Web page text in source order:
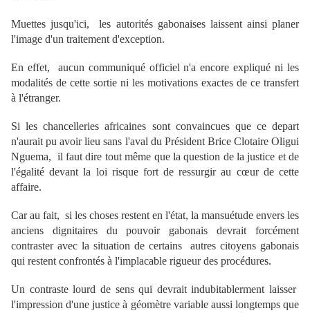
Muettes jusqu'ici, les autorités gabonaises laissent ainsi planer
l'image d'un traitement d'exception.
En effet, aucun communiqué officiel n'a encore expliqué ni les
modalités de cette sortie ni les motivations exactes de ce transfert
à l'étranger.
Si les chancelleries africaines sont convaincues que ce depart
n'aurait pu avoir lieu sans l'aval du Président Brice Clotaire Oligui
Nguema, il faut dire tout même que la question de la justice et de
l'égalité devant la loi risque fort de ressurgir au cœur de cette
affaire.
Car au fait, si les choses restent en l'état, la mansuétude envers les
anciens dignitaires du pouvoir gabonais devrait forcément
contraster avec la situation de certains autres citoyens gabonais
qui restent confrontés à l'implacable rigueur des procédures.
Un contraste lourd de sens qui devrait indubitablerment laisser
l'impression d'une justice à géomètre variable aussi longtemps que